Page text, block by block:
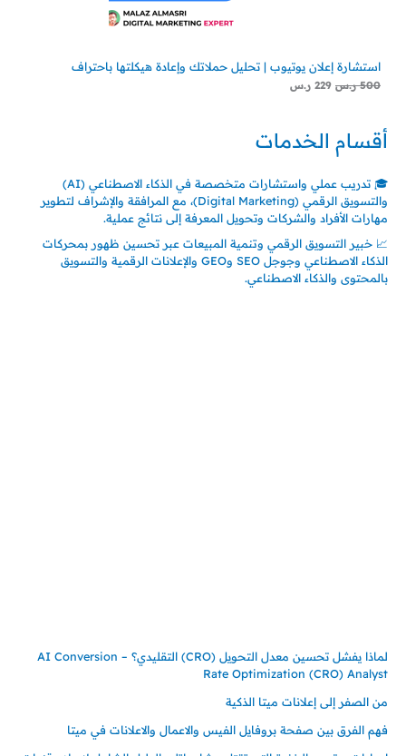
استشارة إعلان يوتيوب | تحليل حملاتك وإعادة هيكلتها باحتراف
500 ر.س 229 ر.س
أقسام الخدمات
🎓 تدريب عملي واستشارات متخصصة في الذكاء الاصطناعي (AI)
والتسويق الرقمي (Digital Marketing)، مع المرافقة والإشراف لتطوير
مهارات الأفراد والشركات وتحويل المعرفة إلى نتائج عملية.
📈 خبير التسويق الرقمي وتنمية المبيعات عبر تحسين ظهور بمحركات
الذكاء الاصطناعي وجوجل SEO وGEO والإعلانات الرقمية والتسويق
بالمحتوى والذكاء الاصطناعي.
لماذا يفشل تحسين معدل التحويل (CRO) التقليدي؟ – AI Conversion
Rate Optimization (CRO) Analyst
من الصفر إلى إعلانات ميتا الذكية
فهم الفرق بين صفحة بروفايل الفيس والاعمال والاعلانات في ميتا